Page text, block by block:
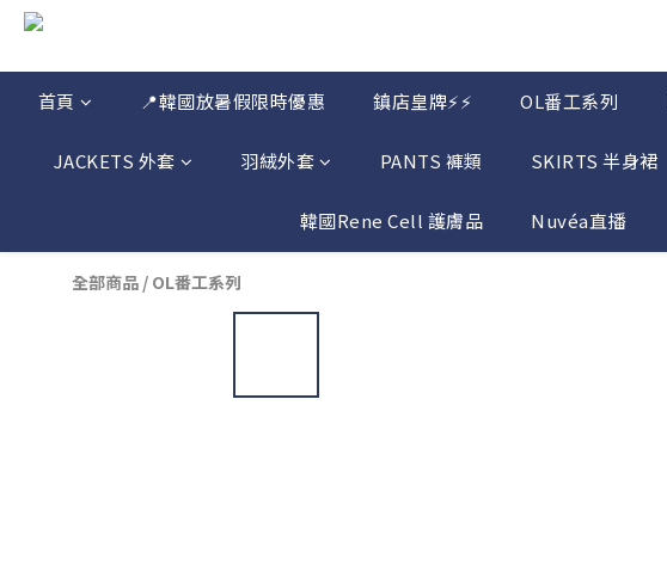
首頁 📍韓國放暑假限時優惠 鎮店皇牌⚡⚡ OL番工系列
JACKETS 外套 羽絨外套 PANTS 褲類 SKIRTS 半身裙
韓國Rene Cell 護膚品 Nuvéa直播
全部商品 / OL番工系列